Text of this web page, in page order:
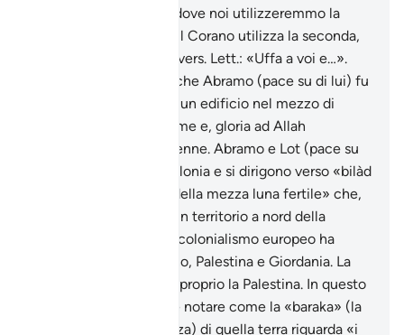
come già in altri passi dove noi utilizzeremmo la
prima persona plurale, il Corano utilizza la seconda,
vedi anche più sotto il vers. Lett.: «Uffa a voi e…».
Riferisce la tradizione che Abramo (pace su di lui) fu
precipitato dal tetto di un edificio nel mezzo di
un’enorme pira in fiamme e, gloria ad Allah
l’Altissimo, ne uscì indenne. Abramo e Lot (pace su
di loro) lasciano la Babilonia e si dirigono verso «bilàd
’ash- shâm», «la terra della mezza luna fertile» che,
tradizionalmente, era un territorio a nord della
penisola arabica che il colonialismo europeo ha
suddiviso in Siria, Libano, Palestina e Giordania. La
meta dei due profeti è proprio la Palestina. In questo
versetto è interessante notare come la «baraka» (la
benedizione, la pienezza) di quella terra riguarda «i